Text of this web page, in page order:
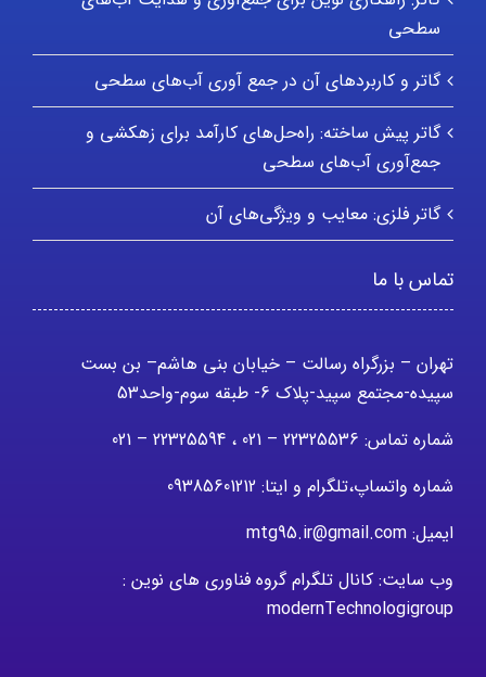
سطحی
گاتر و کاربردهای آن در جمع آوری آب‌های سطحی
گاتر پیش ساخته: راه‌حل‌های کارآمد برای زهکشی و
جمع‌آوری آب‌های سطحی
گاتر فلزی: معایب و ویژگی‌های آن
تماس با ما
تهران – بزرگراه رسالت – خیابان بنی هاشم– بن بست
سپیده-مجتمع سپید-پلاک 6- طبقه سوم-واحد53
شماره تماس: 22325536 – 021 ، 22325594 – 021
شماره واتساپ،تلگرام و ایتا: 09385601212
ایمیل: mtg95.ir@gmail.com
وب سایت: کانال تلگرام گروه فناوری های نوین :
modernTechnologigroup